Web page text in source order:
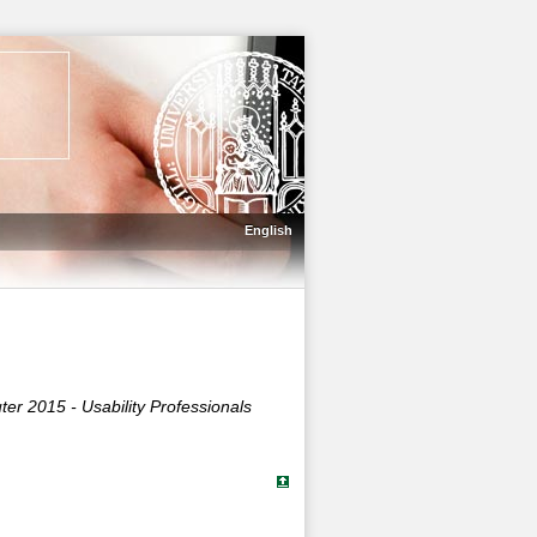
English
2015 - Usability Professionals